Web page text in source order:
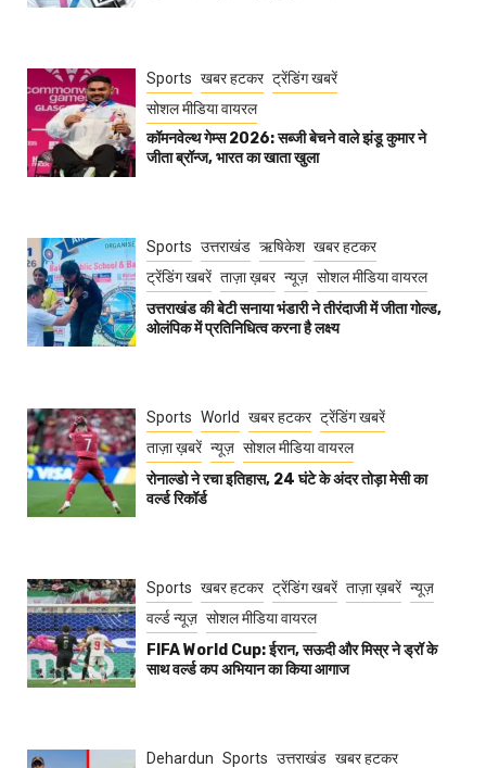
Sports खबर हटकर ट्रेंडिंग खबरें
सोशल मीडिया वायरल
कॉमनवेल्थ गेम्स 2026: सब्जी बेचने वाले झंडू कुमार ने
जीता ब्रॉन्ज, भारत का खाता खुला
Sports उत्तराखंड ऋषिकेश खबर हटकर
ट्रेंडिंग खबरें ताज़ा ख़बर न्यूज़ सोशल मीडिया वायरल
उत्तराखंड की बेटी सनाया भंडारी ने तीरंदाजी में जीता गोल्ड,
ओलंपिक में प्रतिनिधित्व करना है लक्ष्य
Sports World खबर हटकर ट्रेंडिंग खबरें
ताज़ा ख़बरें न्यूज़ सोशल मीडिया वायरल
रोनाल्डो ने रचा इतिहास, 24 घंटे के अंदर तोड़ा मेसी का
वर्ल्ड रिकॉर्ड
Sports खबर हटकर ट्रेंडिंग खबरें ताज़ा ख़बरें न्यूज़
वर्ल्ड न्यूज़ सोशल मीडिया वायरल
FIFA World Cup: ईरान, सऊदी और मिस्र ने ड्रॉ के
साथ वर्ल्ड कप अभियान का किया आगाज
Dehardun Sports उत्तराखंड खबर हटकर